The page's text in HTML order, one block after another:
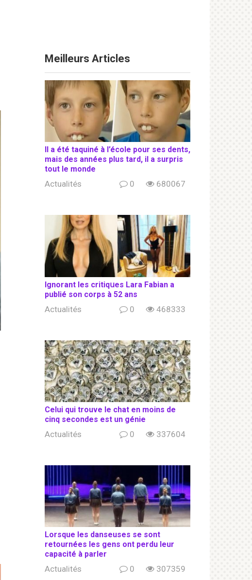
Meilleurs Articles
Il a été taquiné à l’école pour ses dents,
mais des années plus tard, il a surpris
tout le monde
Actualités 0 680067
Ignorant les сritiqսеs Lara Fabian a
publié son соrрs à 52 ans
Actualités 0 468333
Celui qui trouve le chat en moins de
cinq secondes est un génie
Actualités 0 337604
Lorsque les danseuses se sont
retournées les gens ont perdu leur
capacité à parler
Actualités 0 307359